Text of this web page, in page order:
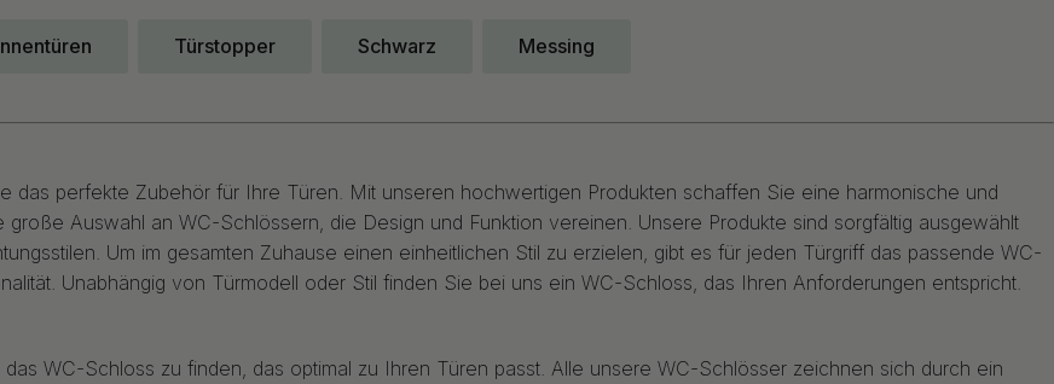
Türstopper Schwarz Messing
das perfekte Zubehör für Ihre Türen. Mit unseren hochwertigen Produkten schaffen Sie eine harmonische und
Auswahl an WC-Schlössern, die Design und Funktion vereinen. Unsere Produkte sind sorgfältig ausgewählt
Um im gesamten Zuhause einen einheitlichen Stil zu erzielen, gibt es für jeden Türgriff das passende WC-
Unabhängig von Türmodell oder Stil finden Sie bei uns ein WC-Schloss, das Ihren Anforderungen entspricht.
WC-Schloss zu finden, das optimal zu Ihren Türen passt. Alle unsere WC-Schlösser zeichnen sich durch ein